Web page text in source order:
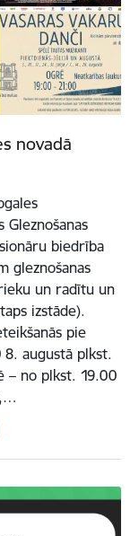
novadā
Gleznošanas
biedrība
gleznošanas
un radītu un
izstāde).
pie
augustā plkst.
– no plkst. 19.00